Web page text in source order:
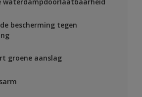
bescherming tegen
groene aanslag